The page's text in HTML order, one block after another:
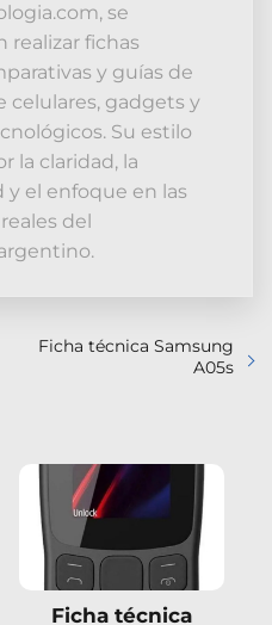
se
realizar fichas
y guías de
celulares, gadgets y
Su estilo
la claridad, la
y el enfoque en las
del
Ficha técnica Samsung
A05s
Ficha técnica